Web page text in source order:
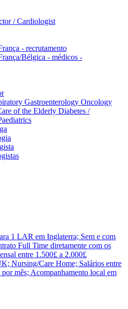
/ Cardiologist
- recrutamento
Bélgica - médicos -
Gastroenterology Oncology
of the Elderly Diabetes /
1 LAR em Inglaterra; Sem e com
Full Time diretamente com os
entre 1.500£ a 2.000£
Nursing/Care Home; Salários entre
mês; Acompanhamento local em